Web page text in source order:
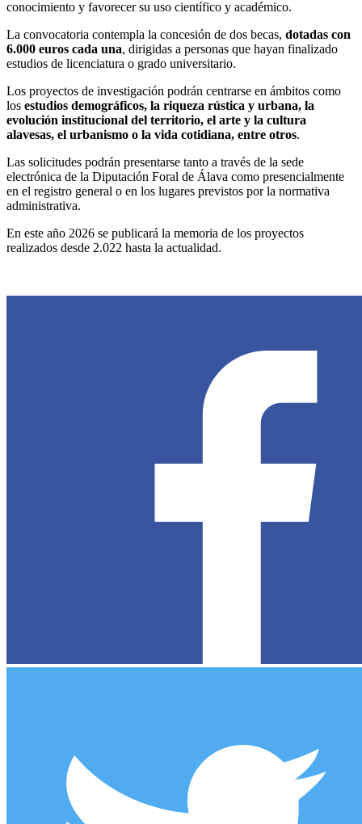
conocimiento y favorecer su uso científico y académico.
La convocatoria contempla la concesión de dos becas, dotadas con
6.000 euros cada una, dirigidas a personas que hayan finalizado
estudios de licenciatura o grado universitario.
Los proyectos de investigación podrán centrarse en ámbitos como
los estudios demográficos, la riqueza rústica y urbana, la
evolución institucional del territorio, el arte y la cultura
alavesas, el urbanismo o la vida cotidiana, entre otros.
Las solicitudes podrán presentarse tanto a través de la sede
electrónica de la Diputación Foral de Álava como presencialmente
en el registro general o en los lugares previstos por la normativa
administrativa.
En este año 2026 se publicará la memoria de los proyectos
realizados desde 2.022 hasta la actualidad.